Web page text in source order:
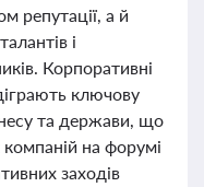
репутації, а й
і
Корпоративні
ключову
та держави, що
на форумі
заходів